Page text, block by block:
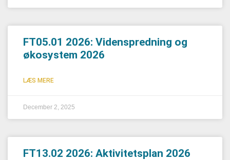
FT05.01 2026: Videnspredning og
økosystem 2026
LÆS MERE
December 2, 2025
FT13.02 2026: Aktivitetsplan 2026